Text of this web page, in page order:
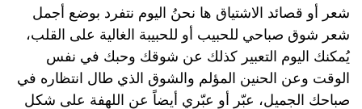
شعر أو قصائد الاشتياق ها نحنُ اليوم نتفرد بوضع أجمل
شعر شوق صباحي للحبيب أو للحبيبة الغالية على القلب،
يُمكنك اليوم التعبير كذلك عن شوقك وحبك في نفس
الوقت وعن الحنين المؤلم والشوق الذي طال انتظاره في
صباحك الجميل، عبّر أو عبّري أيضاً عن اللهفة على شكل